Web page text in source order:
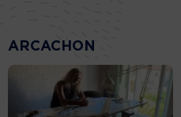
ARCACHON